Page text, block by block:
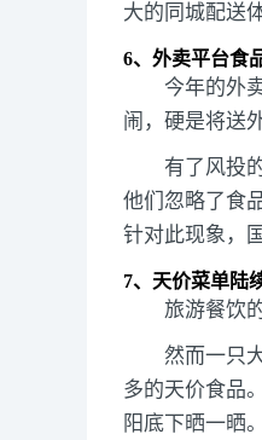
大的同城配送
6、外卖平台食
今年的外
闹，硬是将送
有了风投
他们忽略了食
针对此现象，
7、天价菜单陆
旅游餐饮
然而一只
多的天价食品
阳底下晒一晒